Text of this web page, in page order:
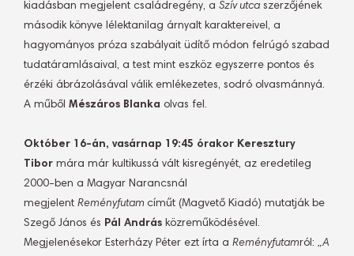
kiadásban megjelent családregény, a Szív utca szerzőjének
második könyve lélektanilag árnyalt karaktereivel, a
hagyományos próza szabályait üdítő módon felrúgó szabad
tudatáramlásaival, a test mint eszköz egyszerre pontos és
érzéki ábrázolásával válik emlékezetes, sodró olvasmánnyá.
A műből Mészáros Blanka olvas fel.
Október 16-án, vasárnap 19:45 órakor Keresztury
Tibor mára már kultikussá vált kisregényét, az eredetileg
2000-ben a Magyar Narancsnál
megjelent Reményfutam címűt (Magvető Kiadó) mutatják be
Szegő János és Pál András közreműködésével.
Megjelenésekor Esterházy Péter ezt írta a Reményfutamról: „A